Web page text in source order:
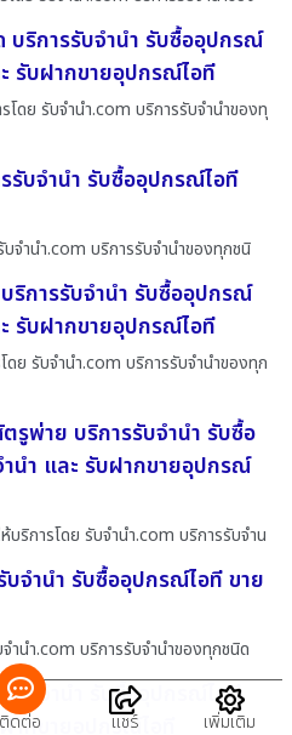
บริการรับจำนำ รับซื้ออุปกรณ์
รับฝากขายอุปกรณ์ไอที
โดย รับจํานํา.com บริการรับจำนำของทุ
รับจำนำ รับซื้ออุปกรณ์ไอที
บจํานํา.com บริการรับจำนำของทุกชนิ
ริการรับจำนำ รับซื้ออุปกรณ์
รับฝากขายอุปกรณ์ไอที
ดย รับจํานํา.com บริการรับจำนำของทุก
รูพ่าย บริการรับจำนำ รับซื้อ
นำ และ รับฝากขายอุปกรณ์
ริการโดย รับจํานํา.com บริการรับจำน
จำนำ รับซื้ออุปกรณ์ไอที ขาย
านํา.com บริการรับจำนำของทุกชนิด
รรับจำนำ รับซื้ออุปกรณ์ไอที
ากขายอุปกรณ์ไอที
ติดต่อ แชร์ เพิ่มเติม